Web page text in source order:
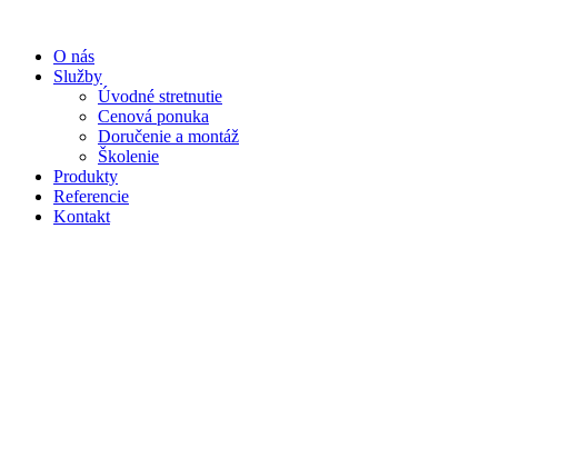
obsah
O nás
Služby
Úvodné stretnutie
Cenová ponuka
Doručenie a montáž
Školenie
Produkty
Referencie
Kontakt